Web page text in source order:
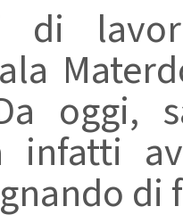
di
oggi,
infatti
di